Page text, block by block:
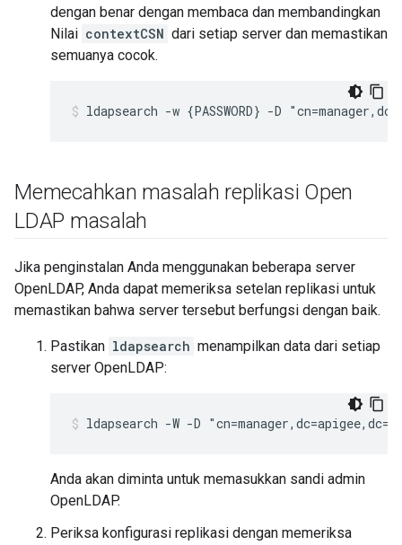
dengan benar dengan membaca dan membandingkan
Nilai contextCSN dari setiap server dan memastikan
semuanya cocok.
ldapsearch -w {PASSWORD} -D
Memecahkan masalah replikasi Open
LDAP masalah
Jika penginstalan Anda menggunakan beberapa server
OpenLDAP, Anda dapat memeriksa setelan replikasi untuk
memastikan bahwa server tersebut berfungsi dengan baik.
Pastikan ldapsearch menampilkan data dari setiap
server OpenLDAP:
ldapsearch -W -D
Anda akan diminta untuk memasukkan sandi admin
OpenLDAP.
Periksa konfigurasi replikasi dengan memeriksa